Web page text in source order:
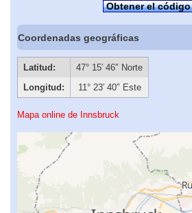
Obtener el código
Coordenadas geográficas
Latitud:
47° 15′ 46″ Norte
Longitud:
11° 23′ 40″ Este
Mapa online de Innsbruck